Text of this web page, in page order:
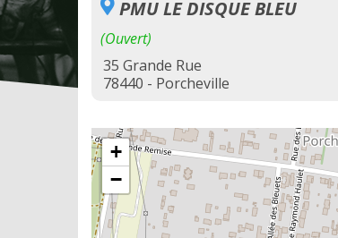
PMU LE DISQUE BLEU
(Ouvert)
35 Grande Rue
78440 - Porcheville
+
−